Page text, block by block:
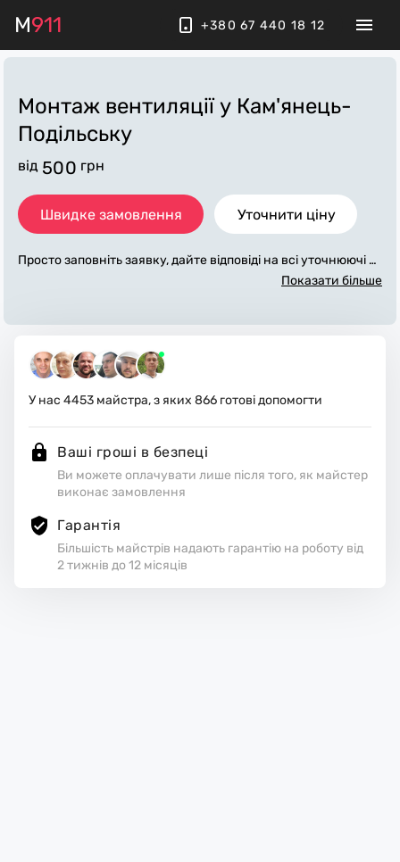
M911 +380 67 440 18 12
Монтаж вентиляціїу Кам'янець-
Подільську
від 500 грн
Швидке замовлення Уточнити ціну
Просто заповніть заявку, дайте відповіді на всі уточнюючі за
питання по «монтаж вентиляції». Ми зв'яжемося з вами пр
теріали. Виконавці стежать за чистотою та прибирають роб
оче місце.
Показати більше
У нас 4453 майстра, з яких 866 готові допомогти
Ваші гроші в безпеці
Ви можете оплачувати лише після того, як майстер
виконає замовлення
Гарантія
Більшість майстрів надають гарантію на роботу від
2 тижнів до 12 місяців